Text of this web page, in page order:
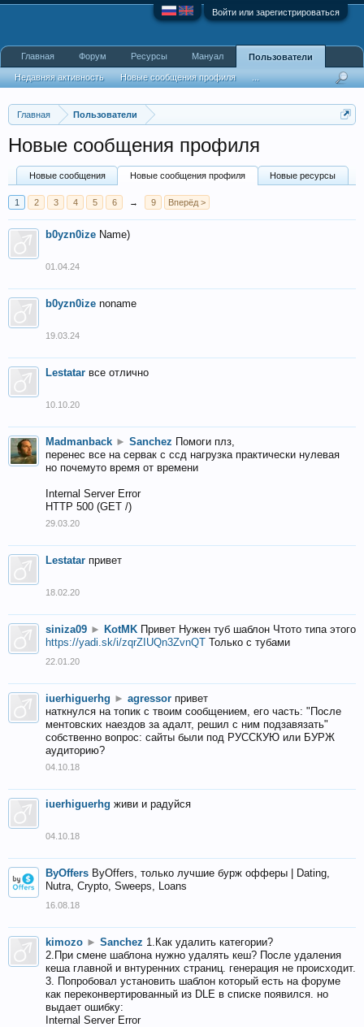
Войти или зарегистрироваться
Главная Пользователи
Новые сообщения профиля
Новые сообщения Новые сообщения профиля Новые ресурсы
1 2 3 4 5 6 → 9 Вперёд >
b0yzn0ize Name)
01.04.24
b0yzn0ize noname
19.03.24
Lestatar все отлично
10.10.20
Madmanback ► Sanchez Помоги плз,
перенес все на сервак с ссд нагрузка практически нулевая
но почемуто время от времени
Internal Server Error
HTTP 500 (GET /)
29.03.20
Lestatar привет
18.02.20
siniza09 ► KotMK Привет Нужен туб шаблон Чтото типа этого
https://yadi.sk/i/zqrZIUQn3ZvnQT Только с тубами
22.01.20
iuerhiguerhg ► agressor привет
наткнулся на топик с твоим сообщением, его часть: "После
ментовских наездов за адалт, решил с ним подзавязать"
собственно вопрос: сайты были под РУССКУЮ или БУРЖ
аудиторию?
04.10.18
iuerhiguerhg живи и радуйся
04.10.18
ByOffers ByOffers, только лучшие бурж офферы | Dating,
Nutra, Crypto, Sweeps, Loans
16.08.18
kimozo ► Sanchez 1.Как удалить категории?
2.При смене шаблона нужно удалять кеш? После удаления
кеша главной и внтуренних страниц. генерация не происходит.
3. Попробовал установить шаблон который есть на форуме
как переконвертированный из DLE в списке появился. но
выдает ошибку:
Internal Server Error
Главная Форум Ресурсы Мануал Пользователи
Недавняя активность Новые сообщения профиля